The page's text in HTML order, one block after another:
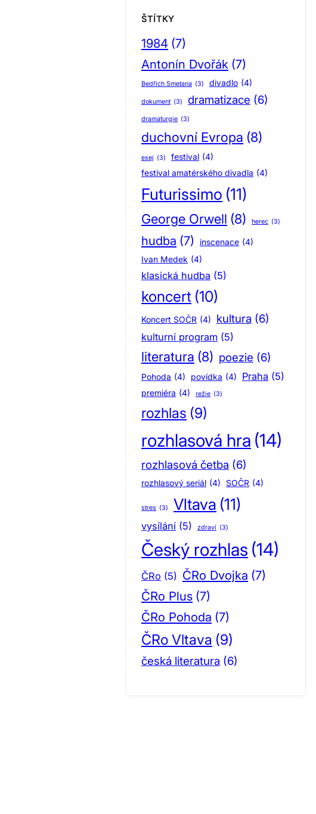
ŠTÍTKY
1984 (7)
Antonín Dvořák (7)
Bedřich Smetana (3) divadlo (4)
dokument (3) dramatizace (6)
dramaturgie (3)
duchovní Evropa (8)
esej (3) festival (4)
festival amatérského divadla (4)
Futurissimo (11)
George Orwell (8) herec (3)
hudba (7) inscenace (4)
Ivan Medek (4)
klasická hudba (5)
koncert (10)
Koncert SOČR (4) kultura (6)
kulturní program (5)
literatura (8) poezie (6)
Pohoda (4) povídka (4) Praha (5)
premiéra (4) režie (3)
rozhlas (9)
rozhlasová hra (14)
rozhlasová četba (6)
rozhlasový seriál (4) SOČR (4)
stres (3) Vltava (11)
vysílání (5) zdraví (3)
Český rozhlas (14)
ČRo (5) ČRo Dvojka (7)
ČRo Plus (7)
ČRo Pohoda (7)
ČRo Vltava (9)
česká literatura (6)